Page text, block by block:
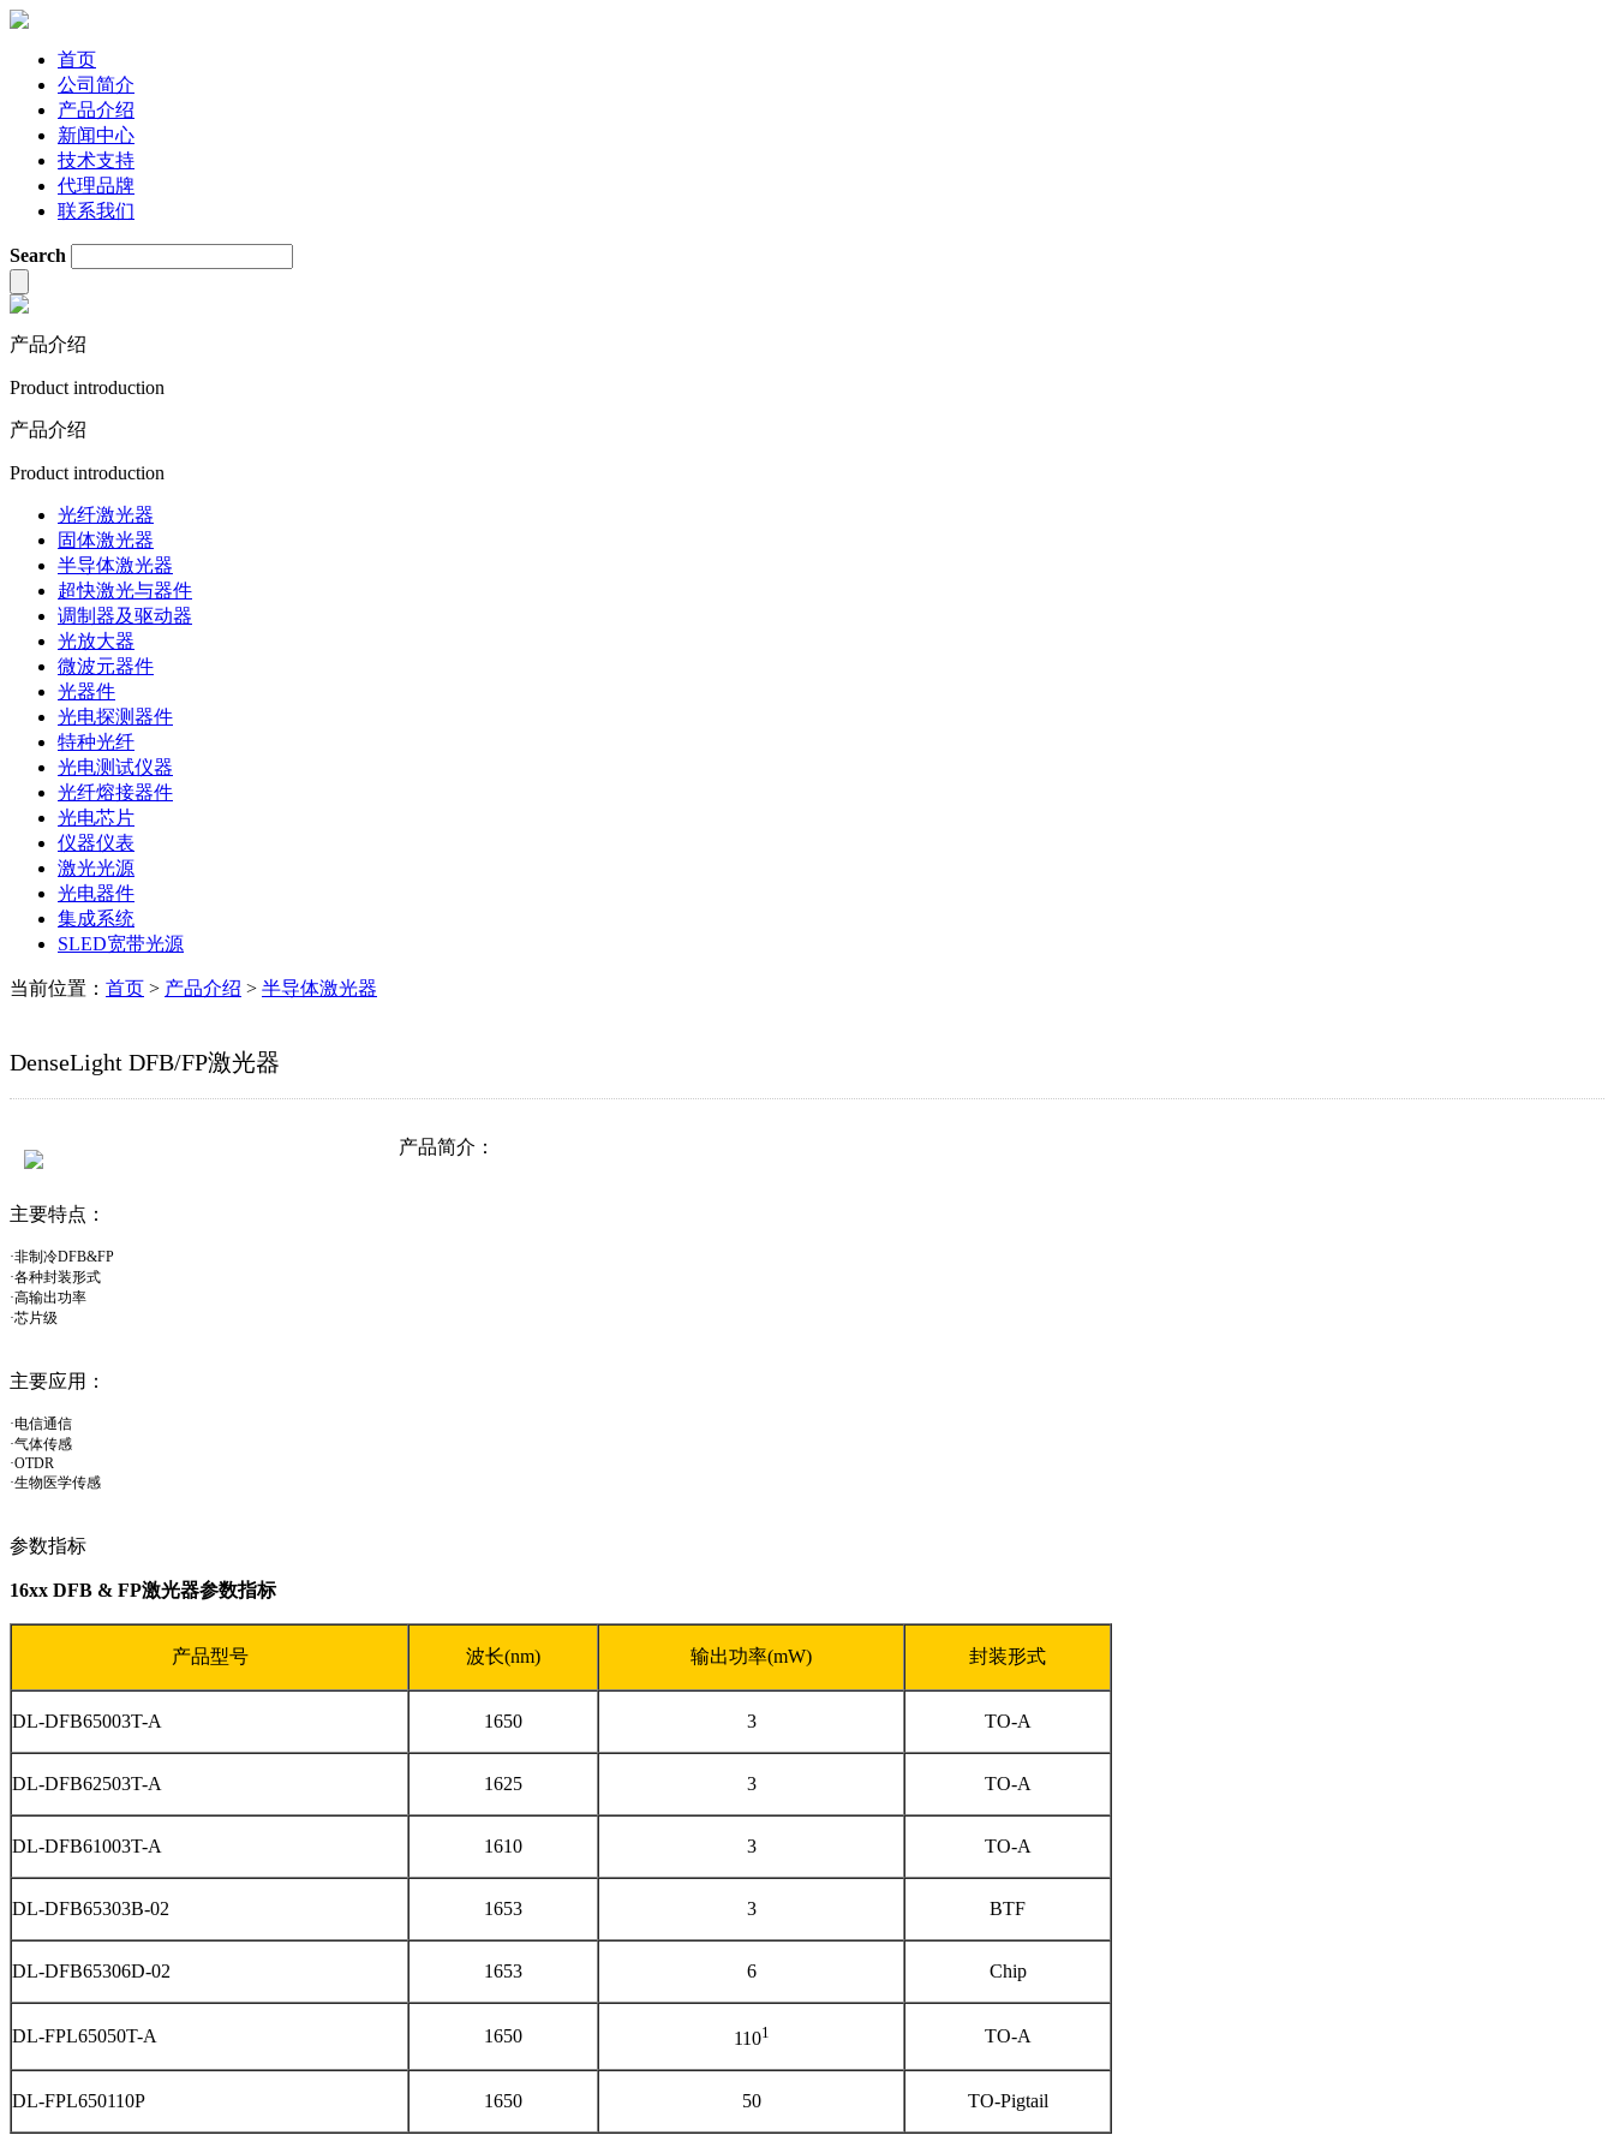
首页
公司简介
产品介绍
新闻中心
技术支持
代理品牌
联系我们
Search
产品介绍
Product introduction
产品介绍
Product introduction
光纤激光器
固体激光器
半导体激光器
超快激光与器件
调制器及驱动器
光放大器
微波元器件
光器件
光电探测器件
特种光纤
光电测试仪器
光纤熔接器件
光电芯片
仪器仪表
激光光源
光电器件
集成系统
SLED宽带光源
当前位置： 首页 > 产品介绍 > 半导体激光器
DenseLight DFB/FP激光器
产品简介：
主要特点：
·非制冷DFB&FP
·各种封装形式
·高输出功率
·芯片级
主要应用：
·电信通信
·气体传感
·OTDR
·生物医学传感
参数指标
16xx DFB & FP激光器参数指标
产品型号 波长(nm) 输出功率(mW) 封装形式
DL-DFB65003T-A 1650 3 TO-A
DL-DFB62503T-A 1625 3 TO-A
DL-DFB61003T-A 1610 3 TO-A
DL-DFB65303B-02 1653 3 BTF
DL-DFB65306D-02 1653 6 Chip
DL-FPL65050T-A 1650 1101 TO-A
DL-FPL650110P 1650 50 TO-Pigtail